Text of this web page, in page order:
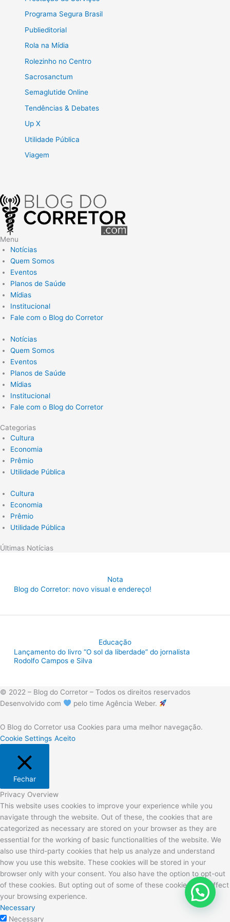
Programa Segura Brasil
Publieditorial
Rola na Mídia
Rolezinho no Centro
Sacrosanctum
Semaglutide Online
Tendências & Debates
Up X
Utilidade Pública
Viagem
Menu
Notícias
Quem Somos
Eventos
Planos de Saúde
Mídias
Institucional
Fale com o Blog do Corretor
Notícias
Quem Somos
Eventos
Planos de Saúde
Mídias
Institucional
Fale com o Blog do Corretor
Categorias
Cultura
Economia
Prêmio
Utilidade Pública
Cultura
Economia
Prêmio
Utilidade Pública
Últimas Notícias
Nota
Blog do Corretor: novo visual e endereço!
Educação
Lançamento do livro “O sol da liberdade” do jornalista
Rodolfo Campos e Silva
© 2022 – Blog do Corretor – Todos os direitos reservados
Desenvolvido com
pelo time Agência Weber.
O Blog do Corretor usa Cookies para uma melhor navegação.
Cookie Settings Aceito
Fechar
Privacy Overview
This website uses cookies to improve your experience while you
navigate through the website. Out of these, the cookies that are
categorized as necessary are stored on your browser as they are
essential for the working of basic functionalities of the website. We
also use third-party cookies that help us analyze and understand
how you use this website. These cookies will be stored in your
browser only with your consent. You also have the option to opt-out
of these cookies. But opting out of some of these cookies may affect
your browsing experience.
Necessary
Necessary